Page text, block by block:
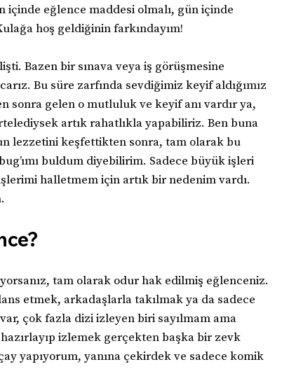
içinde eğlence maddesi olmalı, gün içinde
hoş geldiğinin farkındayım!
Bazen bir sınava veya iş görüşmesine
Bu süre zarfında sevdiğimiz keyif aldığımız
sonra gelen o mutluluk ve keyif anı vardır ya,
artık rahatlıkla yapabiliriz. Ben buna
lezzetini keşfettikten sonra, tam olarak bu
buldum diyebilirim. Sadece büyük işleri
halletmem için artık bir nedenim vardı.
tam olarak odur hak edilmiş eğlenceniz.
etmek, arkadaşlarla takılmak ya da sadece
çok fazla dizi izleyen biri sayılmam ama
izlemek gerçekten başka bir zevk
yapıyorum, yanına çekirdek ve sadece komik